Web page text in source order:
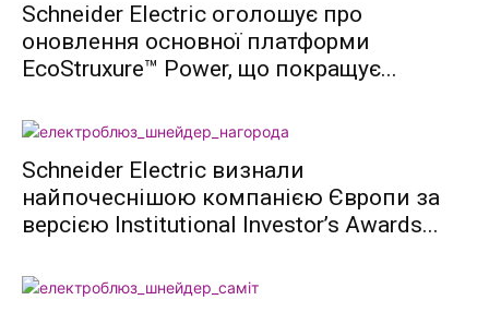
Schneider Electric оголошує про
оновлення основної платформи
EcoStruxure™ Power, що покращує...
Schneider Electric визнали
найпочеснішою компанією Європи за
версією Institutional Investor’s Awards...